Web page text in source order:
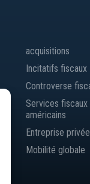
acquisitions
Incitatifs fiscaux
Controverse
Services fiscaux
américains
Entreprise privée
Mobilité globale